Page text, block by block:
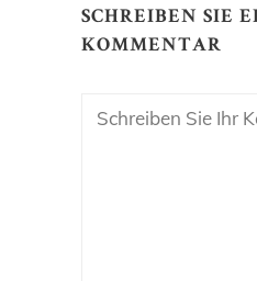
SCHREIBEN SIE
KOMMENTAR